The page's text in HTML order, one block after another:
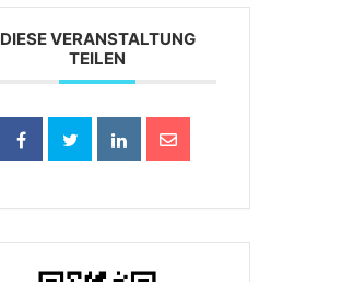
DIESE VERANSTALTUNG
TEILEN